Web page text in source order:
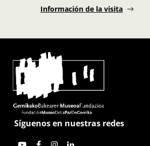
Información de la visita
Síguenos en nuestras redes